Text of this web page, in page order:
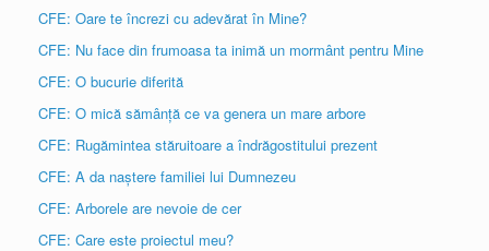
CFE: Oare te încrezi cu adevărat în Mine?
CFE: Nu face din frumoasa ta inimă un mormânt pentru Mine
CFE: O bucurie diferită
CFE: O mică sămânță ce va genera un mare arbore
CFE: Rugămintea stăruitoare a îndrăgostitului prezent
CFE: A da naștere familiei lui Dumnezeu
CFE: Arborele are nevoie de cer
CFE: Care este proiectul meu?